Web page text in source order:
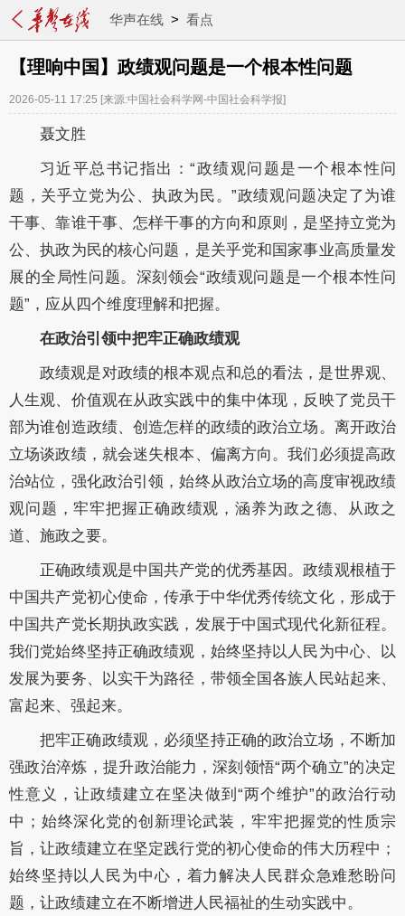
华声在线> 看点
【理响中国】政绩观问题是一个根本性问题
2026-05-11 17:25 [来源:中国社会科学网-中国社会科学报]
聂文胜
习近平总书记指出：“政绩观问题是一个根本性问
题，关乎立党为公、执政为民。”政绩观问题决定了为谁
干事、靠谁干事、怎样干事的方向和原则，是坚持立党为
公、执政为民的核心问题，是关乎党和国家事业高质量发
展的全局性问题。深刻领会“政绩观问题是一个根本性问
题”，应从四个维度理解和把握。
在政治引领中把牢正确政绩观
政绩观是对政绩的根本观点和总的看法，是世界观、
人生观、价值观在从政实践中的集中体现，反映了党员干
部为谁创造政绩、创造怎样的政绩的政治立场。离开政治
立场谈政绩，就会迷失根本、偏离方向。我们必须提高政
治站位，强化政治引领，始终从政治立场的高度审视政绩
观问题，牢牢把握正确政绩观，涵养为政之德、从政之
道、施政之要。
正确政绩观是中国共产党的优秀基因。政绩观根植于
中国共产党初心使命，传承于中华优秀传统文化，形成于
中国共产党长期执政实践，发展于中国式现代化新征程。
我们党始终坚持正确政绩观，始终坚持以人民为中心、以
发展为要务、以实干为路径，带领全国各族人民站起来、
富起来、强起来。
把牢正确政绩观，必须坚持正确的政治立场，不断加
强政治淬炼，提升政治能力，深刻领悟“两个确立”的决定
性意义，让政绩建立在坚决做到“两个维护”的政治行动
中；始终深化党的创新理论武装，牢牢把握党的性质宗
旨，让政绩建立在坚定践行党的初心使命的伟大历程中；
始终坚持以人民为中心，着力解决人民群众急难愁盼问
题，让政绩建立在不断增进人民福祉的生动实践中。